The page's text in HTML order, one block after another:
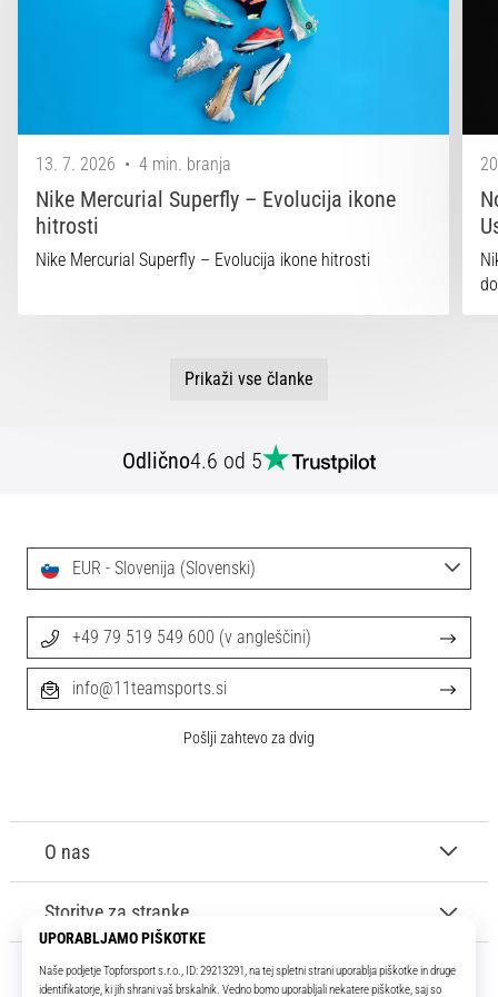
13. 7. 2026 • 4 min. branja
Nike Mercurial Superfly – Evolucija ikone
hitrosti
Nike Mercurial Superfly – Evolucija ikone hitrosti
Prikaži vse članke
Odlično4.6 od 5
O nas
Storitve za stranke
EUR - Slovenija (Slovenski)
+49 79 519 549 600 (v angleščini)
info@11teamsports.si
Pošlji zahtevo za dvig